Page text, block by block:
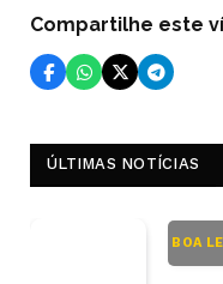
Compartilhe este
ÚLTIMAS NOTÍCIAS
BOA